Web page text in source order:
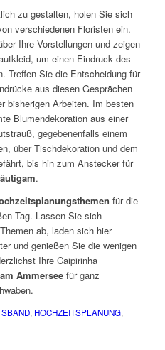
zu gestalten, holen Sie sich
verschiedenen Floristen ein.
Ihre Vorstellungen und zeigen
um einen Eindruck des
Treffen Sie die Entscheidung für
aus diesen Gesprächen
bisherigen Arbeiten. Im besten
Blumendekoration aus einer
gegebenenfalls einem
über Tischdekoration und dem
bis hin zum Anstecker für
.
für die
Tag. Lassen Sie sich
ab, laden sich hier
und genießen Sie die wenigen
Ihre Caipirinha
Ammerseefür ganz
, HOCHZEITSPLANUNG,